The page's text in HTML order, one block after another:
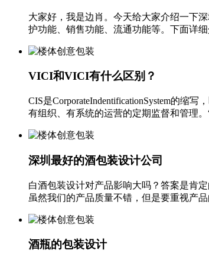
大家好，我是边肖。今天给大家介绍一下
护功能、销售功能、流通功能等。下面详
VICI和VICI有什么区别？
CIS是CorporateIndentificationSystem的缩
有组织、有系统的运营的定期监督和管理
深圳最好的酒包装设计公司
白酒包装设计对产品影响大吗？答案是肯
虽然我们的产品质量不错，但是要重视产
酒瓶的包装设计